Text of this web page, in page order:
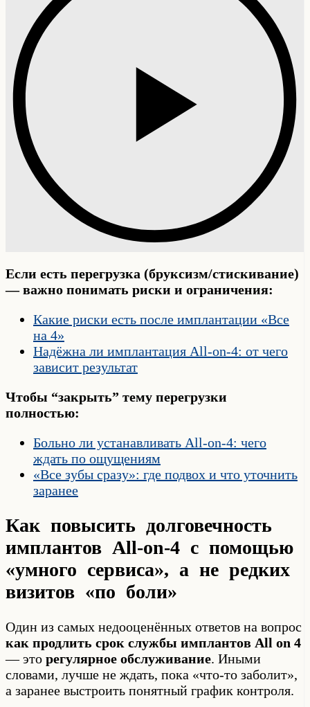
Если есть перегрузка (бруксизм/стискивание)
— важно понимать риски и ограничения:
Какие риски есть после имплантации «Все
на 4»
Надёжна ли имплантация All-on-4: от чего
зависит результат
Чтобы “закрыть” тему перегрузки
полностью:
Больно ли устанавливать All-on-4: чего
ждать по ощущениям
«Все зубы сразу»: где подвох и что уточнить
заранее
Как повысить долговечность
имплантов All-on-4 с помощью
«умного сервиса», а не редких
визитов «по боли»
Один из самых недооценённых ответов на вопрос
как продлить срок службы имплантов All on 4
— это регулярное обслуживание. Иными
словами, лучше не ждать, пока «что-то заболит»,
а заранее выстроить понятный график контроля.